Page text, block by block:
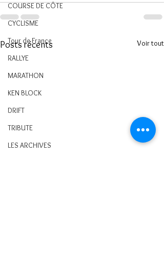
COURSE DE CÔTE
CYCLISME
Tour de France
RALLYE
MARATHON
KEN BLOCK
DRIFT
TRIBUTE
LES ARCHIVES
Posts récents Voir tout